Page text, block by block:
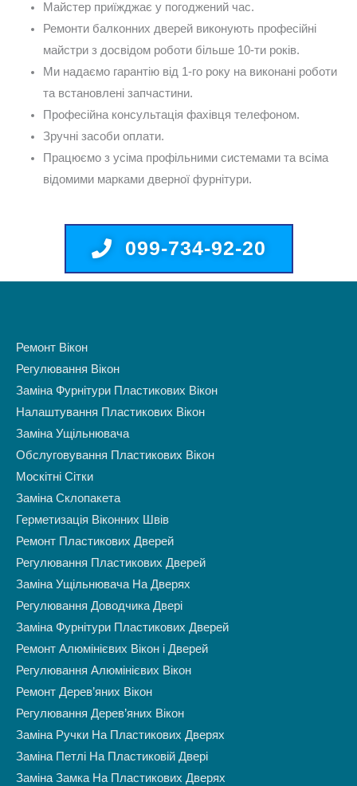
Майстер приїжджає у погоджений час.
Ремонти балконних дверей виконують професійні
майстри з досвідом роботи більше 10-ти років.
Ми надаємо гарантію від 1-го року на виконані роботи
та встановлені запчастини.
Професійна консультація фахівця телефоном.
Зручні засоби оплати.
Працюємо з усіма профільними системами та всіма
відомими марками дверної фурнітури.
099-734-92-20
Ремонт Вікон
Регулювання Вікон
Заміна Фурнітури Пластикових Вікон
Налаштування Пластикових Вікон
Заміна Ущільнювача
Обслуговування Пластикових Вікон
Москітні Сітки
Заміна Склопакета
Герметизація Віконних Швів
Ремонт Пластикових Дверей
Регулювання Пластикових Дверей
Заміна Ущільнювача На Дверях
Регулювання Доводчика Двері
Заміна Фурнітури Пластикових Дверей
Ремонт Алюмінієвих Вікон і Дверей
Регулювання Алюмінієвих Вікон
Ремонт Дерев’яних Вікон
Регулювання Дерев’яних Вікон
Заміна Ручки На Пластикових Дверях
Заміна Петлі На Пластиковій Двері
Заміна Замка На Пластикових Дверях